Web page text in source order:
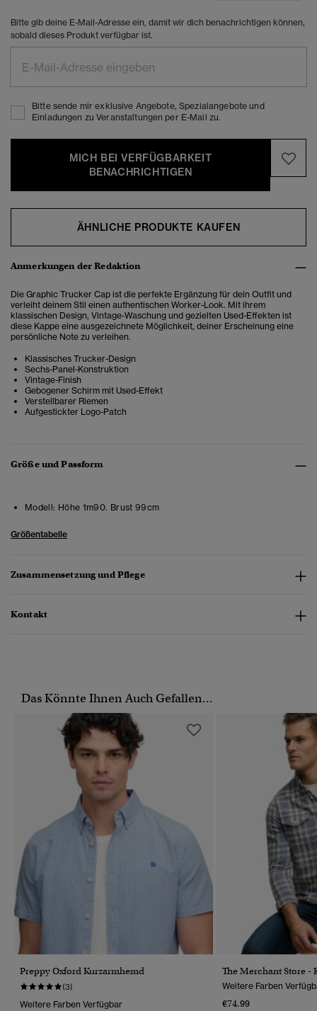
Bitte gib deine E-Mail-Adresse ein, damit wir dich benachrichtigen können,
sobald dieses Produkt verfügbar ist.
Bitte sende mir exklusive Angebote, Spezialangebote und
Einladungen zu Veranstaltungen per E-Mail zu.
MICH BEI VERFÜGBARKEIT
BENACHRICHTIGEN
ÄHNLICHE PRODUKTE KAUFEN
Anmerkungen der Redaktion
Die Graphic Trucker Cap ist die perfekte Ergänzung für dein Outfit und
verleiht deinem Stil einen authentischen Worker-Look. Mit ihrem
klassischen Design, Vintage-Waschung und gezielten Used-Effekten ist
diese Kappe eine ausgezeichnete Möglichkeit, deiner Erscheinung eine
persönliche Note zu verleihen.
Klassisches Trucker-Design
Sechs-Panel-Konstruktion
Vintage-Finish
Gebogener Schirm mit Used-Effekt
Verstellbarer Riemen
Aufgestickter Logo-Patch
Größe und Passform
Modell: Höhe 1m90. Brust 99cm
Größentabelle
Zusammensetzung und Pflege
Kontakt
Das Könnte Ihnen Auch Gefallen...
Preppy Oxford Kurzarmhemd
(3)
Weitere Farben Verfügbar
The Merchant Store -
Weitere Farben
€74.99